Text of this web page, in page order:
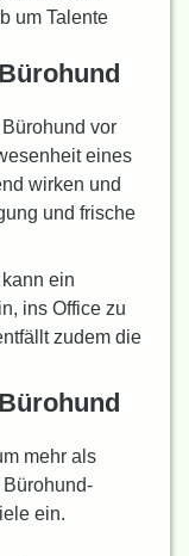
um Talente
vor
eines
wirken und
und frische
ein
ins Office zu
zudem die
mehr als
ein.